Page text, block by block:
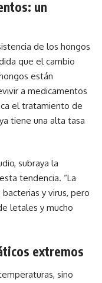
un
de los hongos
que el cambio
están
a medicamentos
el tratamiento de
tiene una alta tasa
subraya la
tendencia. “La
y virus, pero
letales y mucho
extremos
sino